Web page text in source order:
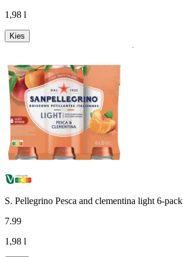
1,98 l
Kies
S. Pellegrino Pesca and clementina light 6-pack
7.99
1,98 l